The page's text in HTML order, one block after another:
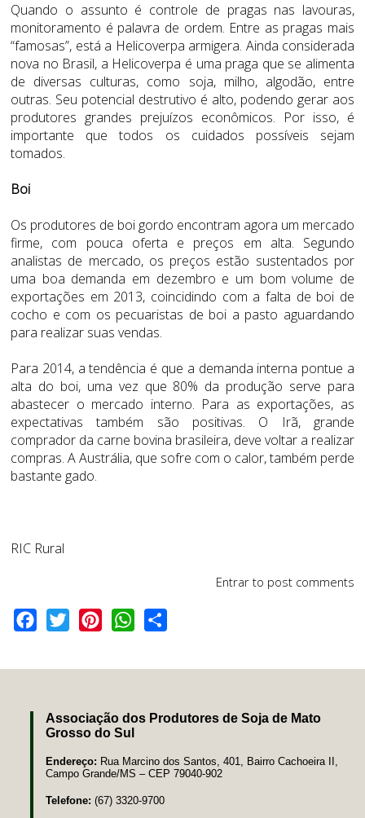
Quando o assunto é controle de pragas nas lavouras,
monitoramento é palavra de ordem. Entre as pragas mais
“famosas”, está a Helicoverpa armigera. Ainda considerada
nova no Brasil, a Helicoverpa é uma praga que se alimenta
de diversas culturas, como soja, milho, algodão, entre
outras. Seu potencial destrutivo é alto, podendo gerar aos
produtores grandes prejuízos econômicos. Por isso, é
importante que todos os cuidados possíveis sejam
tomados.
Boi
Os produtores de boi gordo encontram agora um mercado
firme, com pouca oferta e preços em alta. Segundo
analistas de mercado, os preços estão sustentados por
uma boa demanda em dezembro e um bom volume de
exportações em 2013, coincidindo com a falta de boi de
cocho e com os pecuaristas de boi a pasto aguardando
para realizar suas vendas.
Para 2014, a tendência é que a demanda interna pontue a
alta do boi, uma vez que 80% da produção serve para
abastecer o mercado interno. Para as exportações, as
expectativas também são positivas. O Irã, grande
comprador da carne bovina brasileira, deve voltar a realizar
compras. A Austrália, que sofre com o calor, também perde
bastante gado.
RIC Rural
Entrar to post comments
Facebook
Twitter PinterestWhatsApp
Associação dos Produtores de Soja de Mato
Grosso do Sul
Endereço: Rua Marcino dos Santos, 401, Bairro Cachoeira II,
Campo Grande/MS – CEP 79040-902
Telefone: (67) 3320-9700